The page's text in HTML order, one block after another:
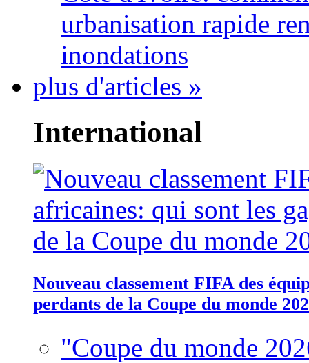
urbanisation rapide
inondations
plus d'articles »
International
Nouveau classement FIFA des
perdants de la Coupe du monde
"Coupe du monde